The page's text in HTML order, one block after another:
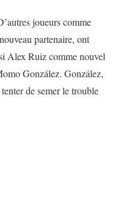
joueurs comme
partenaire, ont
Alex Ruiz comme nouvel
González. González,
de semer le trouble